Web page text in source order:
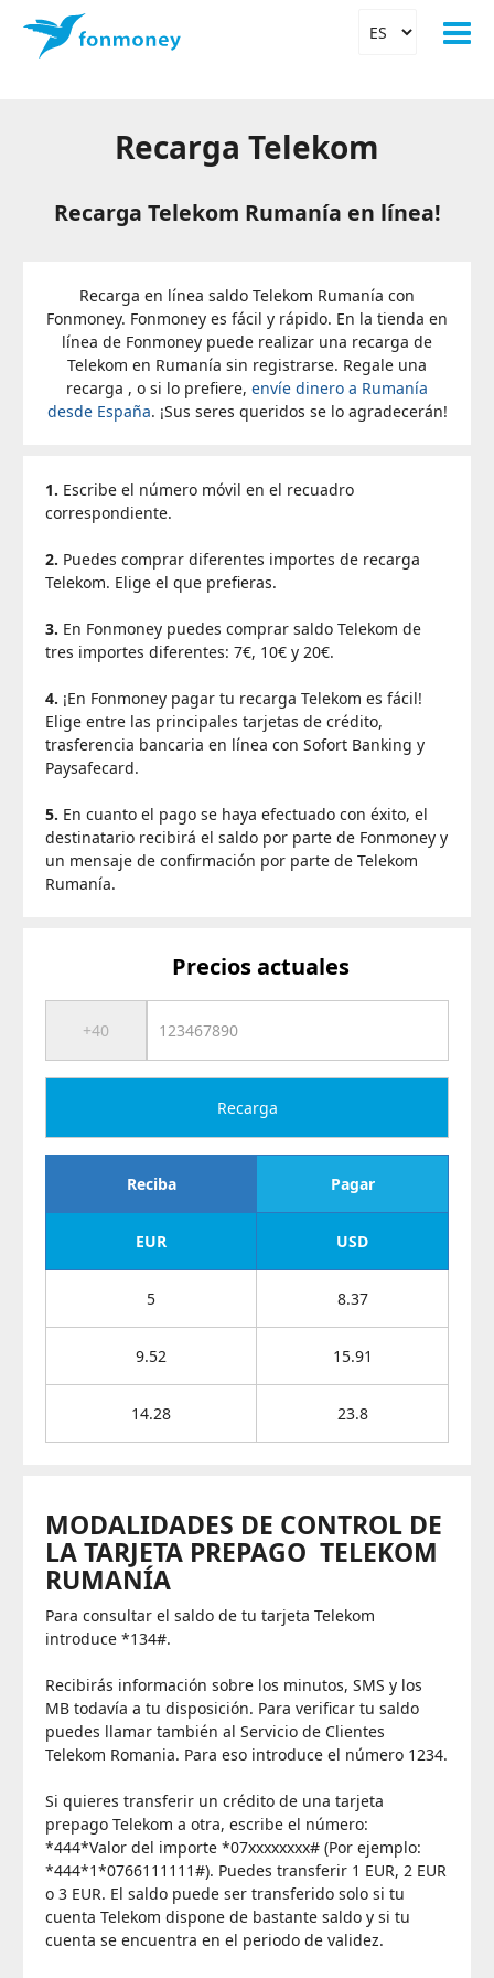
Recarga Telekom
Recarga Telekom Rumanía en línea!
Recarga en línea saldo Telekom Rumanía con
Fonmoney. Fonmoney es fácil y rápido. En la tienda en
línea de Fonmoney puede realizar una recarga de
Telekom en Rumanía sin registrarse. Regale una
recarga , o si lo prefiere, envíe dinero a Rumanía
desde España. ¡Sus seres queridos se lo agradecerán!
1. Escribe el número móvil en el recuadro
correspondiente.
2. Puedes comprar diferentes importes de recarga
Telekom. Elige el que prefieras.
3. En Fonmoney puedes comprar saldo Telekom de
tres importes diferentes: 7€, 10€ y 20€.
4. ¡En Fonmoney pagar tu recarga Telekom es fácil!
Elige entre las principales tarjetas de crédito,
trasferencia bancaria en línea con Sofort Banking y
Paysafecard.
5. En cuanto el pago se haya efectuado con éxito, el
destinatario recibirá el saldo por parte de Fonmoney y
un mensaje de confirmación por parte de Telekom
Rumanía.
Precios actuales
Recarga
Reciba Pagar
EUR USD
5 8.37
9.52 15.91
14.28 23.8
MODALIDADES DE CONTROL DE
LA TARJETA PREPAGO TELEKOM
RUMANÍA
Para consultar el saldo de tu tarjeta Telekom
introduce *134#.
Recibirás información sobre los minutos, SMS y los
MB todavía a tu disposición. Para verificar tu saldo
puedes llamar también al Servicio de Clientes
Telekom Romania. Para eso introduce el número 1234.
Si quieres transferir un crédito de una tarjeta
prepago Telekom a otra, escribe el número:
*444*Valor del importe *07xxxxxxxx# (Por ejemplo:
*444*1*0766111111#). Puedes transferir 1 EUR, 2 EUR
o 3 EUR. El saldo puede ser transferido solo si tu
cuenta Telekom dispone de bastante saldo y si tu
cuenta se encuentra en el periodo de validez.